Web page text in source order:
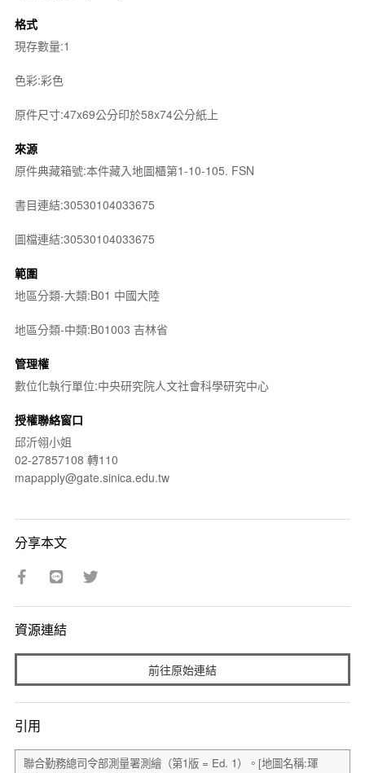
格式
現存數量:1
色彩:彩色
原件尺寸:47x69公分印於58x74公分紙上
來源
原件典藏箱號:本件藏入地圖櫃第1-10-105. FSN
書目連結:30530104033675
圖檔連結:30530104033675
範圍
地區分類-大類:B01 中國大陸
地區分類-中類:B01003 吉林省
管理權
數位化執行單位:中央研究院人文社會科學研究中心
授權聯絡窗口
邱沂翎小姐
02-27857108 轉110
mapapply@gate.sinica.edu.tw
分享本文
資源連結
前往原始連結
引用